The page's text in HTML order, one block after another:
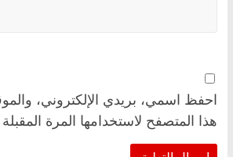
احفظ اسمي، بريدي الإلكتروني،
هذا المتصفح لاستخدامها المرة